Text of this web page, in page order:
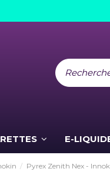
E-
Pyrex Zenith Nex -